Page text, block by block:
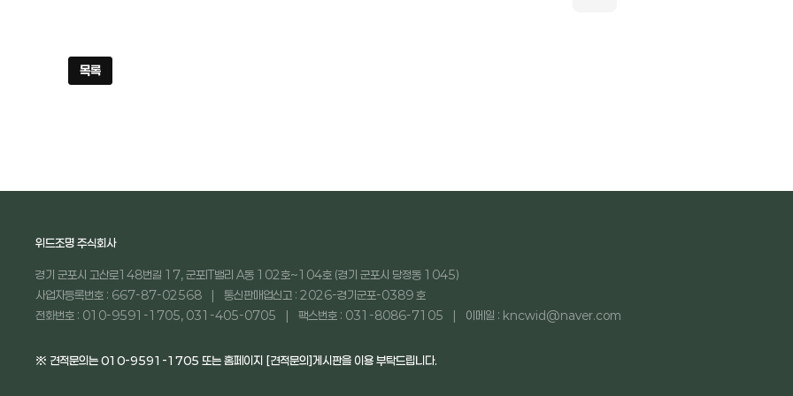
목록
위드조명 주식회사
경기 군포시 고산로148번길 17, 군포IT밸리 A동 102호~104호 (경기 군포시 당정동 1045)
사업자등록번호 : 667-87-02568
통신판매업신고 : 2026-경기군포-0389 호
전화번호 : 010-9591-1705, 031-405-0705
팩스번호 : 031-8086-7105 이메일 : kncwid@naver.com
※ 견적문의는 010-9591-1705 또는 홈페이지 [견적문의]게시판을 이용 부탁드립니다.